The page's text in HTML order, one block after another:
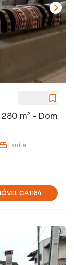
m² - Dom
1 suíte
CA1184